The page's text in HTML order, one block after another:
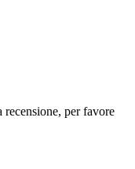
per favore